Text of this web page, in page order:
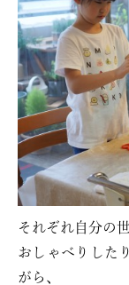
それぞれ自分の
おしゃべりした
がら、